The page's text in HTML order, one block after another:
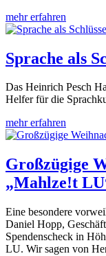
mehr erfahren
Sprache als
Das Heinrich Pesch
Helfer für die
mehr erfahren
Großzügige
„Mahlze!t
Eine besondere
Daniel Hopp,
Spendenscheck in
LU. Wir sagen von